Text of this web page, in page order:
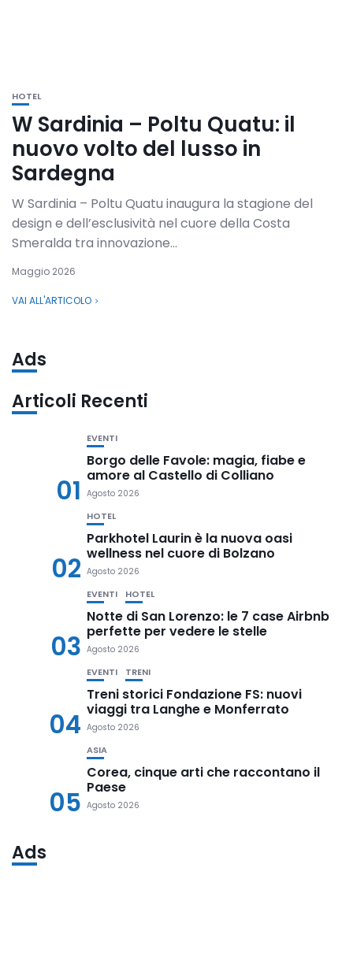
HOTEL
W Sardinia – Poltu Quatu: il
nuovo volto del lusso in
Sardegna
W Sardinia – Poltu Quatu inaugura la stagione del
design e dell’esclusività nel cuore della Costa
Smeralda tra innovazione...
Maggio 2026
VAI ALL'ARTICOLO
Ads
Articoli Recenti
01
EVENTI
Borgo delle Favole: magia, fiabe e
amore al Castello di Colliano
Agosto 2026
02
HOTEL
Parkhotel Laurin è la nuova oasi
wellness nel cuore di Bolzano
Agosto 2026
03
EVENTI HOTEL
Notte di San Lorenzo: le 7 case Airbnb
perfette per vedere le stelle
Agosto 2026
04
EVENTI TRENI
Treni storici Fondazione FS: nuovi
viaggi tra Langhe e Monferrato
Agosto 2026
05
ASIA
Corea, cinque arti che raccontano il
Paese
Agosto 2026
Ads